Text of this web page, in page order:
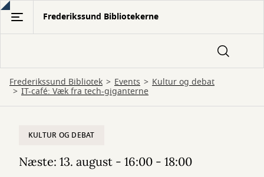
Gå
hovedindhold
Frederikssund Bibliotekerne
Frederikssund Bibliotek Events Kultur og debat
IT-café: Væk fra tech-giganterne
KULTUR OG DEBAT
Næste: 13. august - 16:00 - 18:00